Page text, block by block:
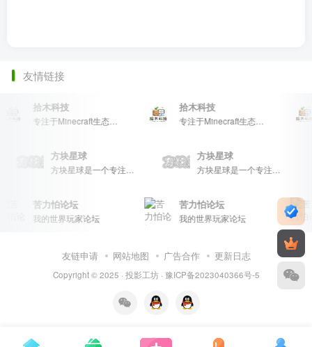
友情链接
拾木科技
专注于Minecraft生态建设
拾木科技
专注于Minecraft生态建设
方块星球
方块星球是一个专注于我的世界的中文论坛，提供丰富的资源分享、玩家交流和创意展示，包括地图、皮肤、数据包等内容，打造Minecraft玩家的专属社区乐园！
方块星球
方块星球是一个专注于我的世界的中文论坛，提供丰富的资源分享、玩家交流和创意展示，包括地图、皮肤、数据包等内容，打造Minecraft玩家的专属社区乐园！
苦力怕论坛
我的世界玩家论坛
苦力怕论坛
我的世界玩家论坛
友链申请 网站地图 广告合作 更新日志
Copyright © 2025 · 投影工坊· 豫ICP备2023040366号-5